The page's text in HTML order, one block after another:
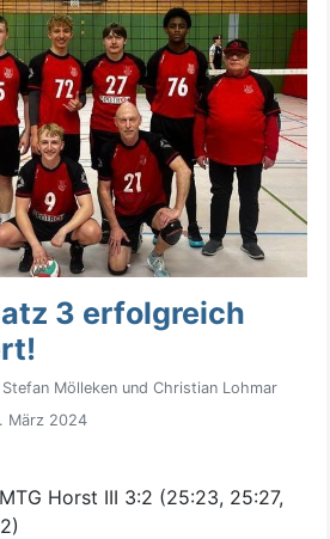
3 erfolgreich
Stefan Mölleken und Christian Lohmar
März 2024
Horst III 3:2 (25:23, 25:27,